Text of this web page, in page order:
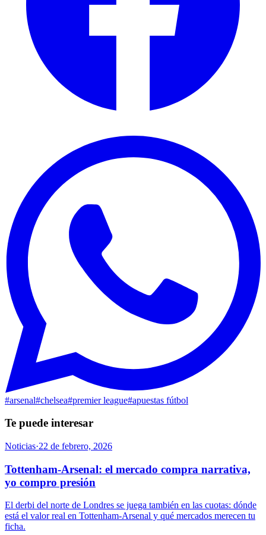
#arsenal#chelsea#premier league#apuestas fútbol
Te puede interesar
Noticias·22 de febrero, 2026
Tottenham-Arsenal: el mercado compra narrativa,
yo compro presión
El derbi del norte de Londres se juega también en las cuotas: dónde
está el valor real en Tottenham-Arsenal y qué mercados merecen tu
ficha.